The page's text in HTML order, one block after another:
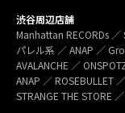
渋谷周辺店舗
Manhattan RECORDs ／
パレル系 ／ ANAP ／
AVALANCHE ／
ANAP ／ ROSEBULLET
STRANGE THE STORE